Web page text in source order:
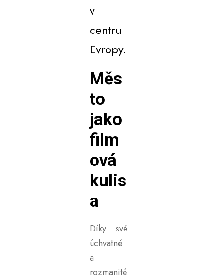
v
centru
Evropy.
Měs
to
jako
film
ová
kulis
a
Díky své
úchvatné
a
rozmanité